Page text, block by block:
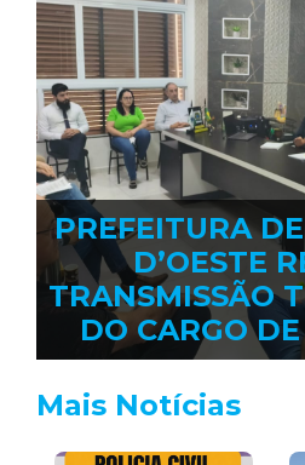
PREFEITURA
D’OESTE
TRANSMISSÃO
DO CARGO
Mais Notícias